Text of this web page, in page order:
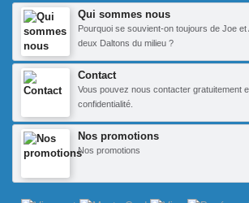
Qui sommes nous
Pourquoi se souvient-on toujours de Joe et
deux Daltons du milieu ?
Contact
Vous pouvez nous contacter gratuitement
confidentialité.
Nos promotions
Nos promotions